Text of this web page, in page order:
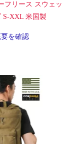
フリース スウェッ
S-XXL 米国製
を確認